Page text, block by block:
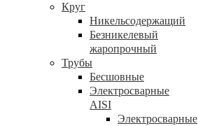
Круг
Никельсодержащий
Безникелевый
жаропрочный
Трубы
Бесшовные
Электросварные
AISI
Электросварные